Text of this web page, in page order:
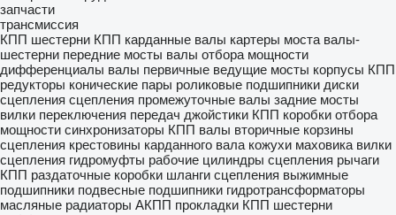
запчасти
трансмиссия
КПП шестерни КПП карданные валы картеры моста валы-
шестерни передние мосты валы отбора мощности
дифференциалы валы первичные ведущие мосты корпусы КПП
редукторы конические пары роликовые подшипники диски
сцепления сцепления промежуточные валы задние мосты
вилки переключения передач джойстики КПП коробки отбора
мощности синхронизаторы КПП валы вторичные корзины
сцепления крестовины карданного вала кожухи маховика вилки
сцепления гидромуфты рабочие цилиндры сцепления рычаги
КПП раздаточные коробки шланги сцепления выжимные
подшипники подвесные подшипники гидротрансформаторы
масляные радиаторы АКПП прокладки КПП шестерни